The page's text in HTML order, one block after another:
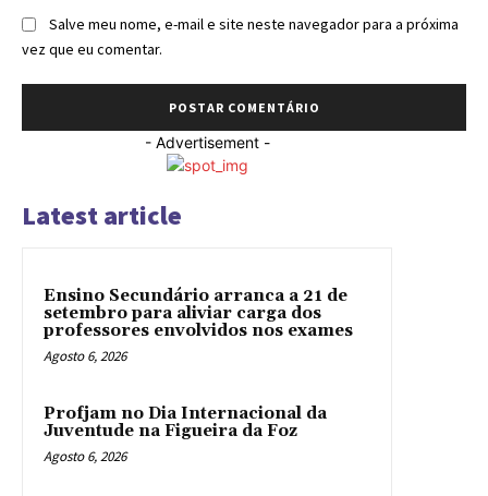
Salve meu nome, e-mail e site neste navegador para a próxima
vez que eu comentar.
- Advertisement -
Latest article
Ensino Secundário arranca a 21 de
setembro para aliviar carga dos
professores envolvidos nos exames
Agosto 6, 2026
Profjam no Dia Internacional da
Juventude na Figueira da Foz
Agosto 6, 2026